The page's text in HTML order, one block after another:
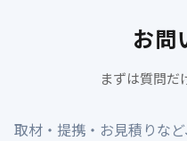
お問
まずは質問だ
取材・提携・お見積りな